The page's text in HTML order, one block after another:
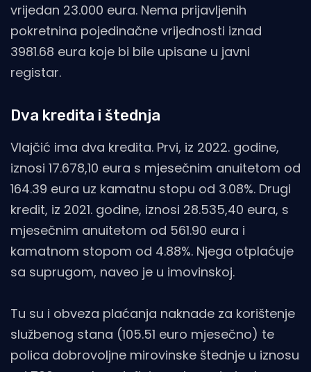
vrijedan 23.000 eura. Nema prijavljenih
pokretnina pojedinačne vrijednosti iznad
3981.68 eura koje bi bile upisane u javni
registar.
Dva kredita i štednja
Vlajčić ima dva kredita. Prvi, iz 2022. godine,
iznosi 17.678,10 eura s mjesečnim anuitetom od
164.39 eura uz kamatnu stopu od 3.08%. Drugi
kredit, iz 2021. godine, iznosi 28.535,40 eura, s
mjesečnim anuitetom od 561.90 eura i
kamatnom stopom od 4.88%. Njega otplaćuje
sa suprugom, naveo je u imovinskoj.
Tu su i obveza plaćanja naknade za korištenje
službenog stana (105.51 euro mjesečno) te
polica dobrovoljne mirovinske štednje u iznosu